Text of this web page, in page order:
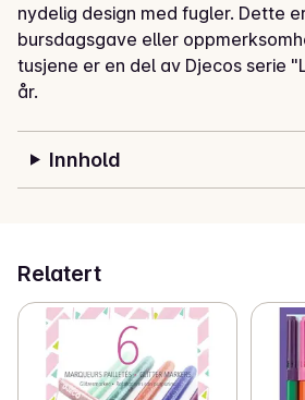
nydelig design med fugler. Dette
bursdagsgave eller
tusjene er en del av Djecos serie
år.
Innhold
Relatert